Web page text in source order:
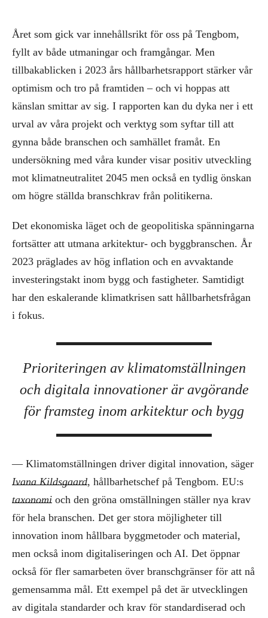
Året som gick var innehållsrikt för oss på Tengbom,
fyllt av både utmaningar och framgångar. Men
tillbakablicken i 2023 års hållbarhetsrapport stärker vår
optimism och tro på framtiden – och vi hoppas att
känslan smittar av sig. I rapporten kan du dyka ner i ett
urval av våra projekt och verktyg som syftar till att
gynna både branschen och samhället framåt. En
undersökning med våra kunder visar positiv utveckling
mot klimatneutralitet 2045 men också en tydlig önskan
om högre ställda branschkrav från politikerna.
Det ekonomiska läget och de geopolitiska spänningarna
fortsätter att utmana arkitektur- och byggbranschen. År
2023 präglades av hög inflation och en avvaktande
investeringstakt inom bygg och fastigheter. Samtidigt
har den eskalerande klimatkrisen satt hållbarhetsfrågan
i fokus.
Prioriteringen av klimatomställningen
och digitala innovationer är avgörande
för framsteg inom arkitektur och bygg
— Klimatomställningen driver digital innovation, säger
Ivana Kildsgaard, hållbarhetschef på Tengbom. EU:s
taxonomi och den gröna omställningen ställer nya krav
för hela branschen. Det ger stora möjligheter till
innovation inom hållbara byggmetoder och material,
men också inom digitaliseringen och AI. Det öppnar
också för fler samarbeten över branschgränser för att nå
gemensamma mål. Ett exempel på det är utvecklingen
av digitala standarder och krav för standardiserad och